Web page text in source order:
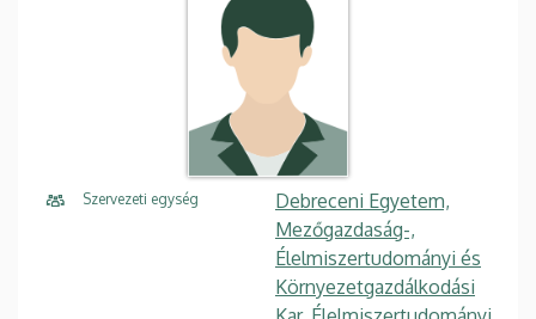
Szervezeti egység
Debreceni Egyetem,
Mezőgazdaság-,
Élelmiszertudományi és
Környezetgazdálkodási